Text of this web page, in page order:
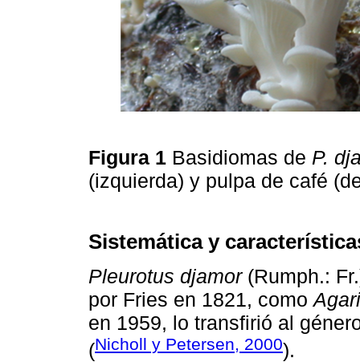
Figura 1 Basidiomas de P.
(izquierda) y pulpa de café
Sistemática y
Pleurotus djamor(Rumph.:
por Fries en 1821, como
en 1959, lo transfirió al
(Nicholl y Petersen, 2000).